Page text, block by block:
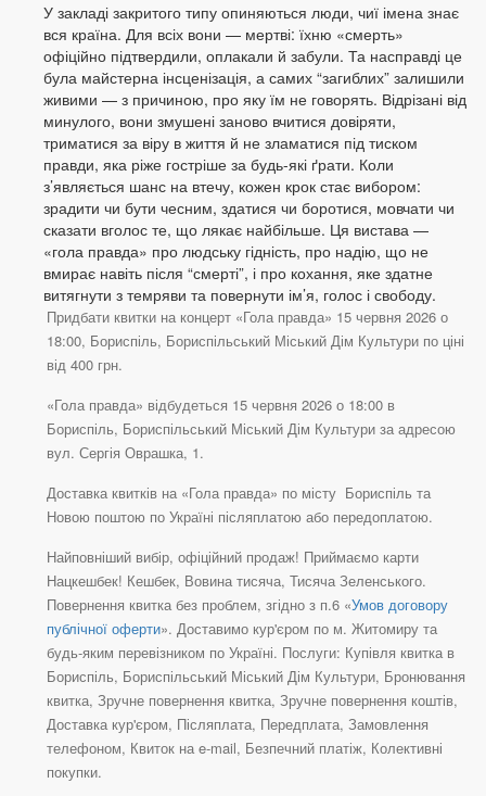
У закладі закритого типу опиняються люди, чиї імена знає
вся країна. Для всіх вони — мертві: їхню «смерть»
офіційно підтвердили, оплакали й забули. Та насправді це
була майстерна інсценізація, а самих “загиблих” залишили
живими — з причиною, про яку їм не говорять. Відрізані від
минулого, вони змушені заново вчитися довіряти,
триматися за віру в життя й не зламатися під тиском
правди, яка ріже гостріше за будь-які ґрати. Коли
з’являється шанс на втечу, кожен крок стає вибором:
зрадити чи бути чесним, здатися чи боротися, мовчати чи
сказати вголос те, що лякає найбільше. Ця вистава —
«гола правда» про людську гідність, про надію, що не
вмирає навіть після “смерті”, і про кохання, яке здатне
витягнути з темряви та повернути ім’я, голос і свободу.
Придбати квитки на концерт «Гола правда» 15 червня 2026 о
18:00, Бориспіль, Бориспільський Міський Дім Культури по ціні
від 400 грн.
«Гола правда» відбудеться 15 червня 2026 о 18:00 в
Бориспіль, Бориспільський Міський Дім Культури за адресою
вул. Сергія Оврашка, 1.
Доставка квитків на «Гола правда» по місту Бориспіль та
Новою поштою по Україні післяплатою або передоплатою.
Найповніший вибір, офіційний продаж! Приймаємо карти
Нацкешбек! Кешбек, Вовина тисяча, Тисяча Зеленського.
Повернення квитка без проблем, згідно з п.6 «Умов договору
публічної оферти». Доставимо кур'єром по м. Житомиру та
будь-яким перевізником по Україні. Послуги: Купівля квитка в
Бориспіль, Бориспільський Міський Дім Культури, Бронювання
квитка, Зручне повернення квитка, Зручне повернення коштів,
Доставка кур'єром, Післяплата, Передплата, Замовлення
телефоном, Квиток на e-mail, Безпечний платіж, Колективні
покупки.